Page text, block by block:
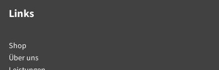
Links
Shop
Über uns